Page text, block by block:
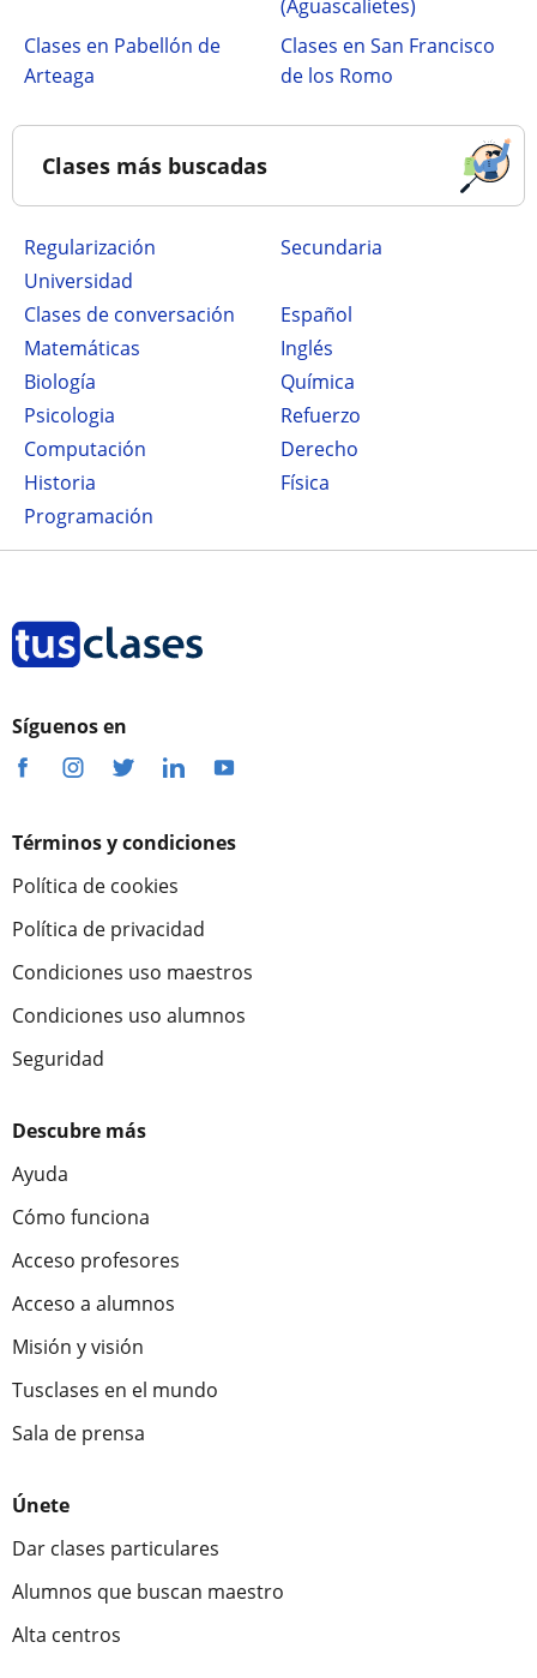
(Aguascalietes)
Clases en Pabellón de
Arteaga
Clases en San Francisco
de los Romo
Clases más buscadas
Regularización
secundaria
Universidad
Clases de conversación
Español
Matemáticas
Inglés
Biología
Química
Psicologia
Refuerzo
Computación
Derecho
Historia
Física
Programación
Síguenos en
Términos y condiciones
Política de cookies
Política de privacidad
Condiciones uso maestros
Condiciones uso alumnos
Seguridad
Descubre más
Ayuda
Cómo funciona
Acceso profesores
Acceso a alumnos
Misión y visión
Tusclases en el mundo
Sala de prensa
Únete
Dar clases particulares
Alumnos que buscan maestro
Alta centros